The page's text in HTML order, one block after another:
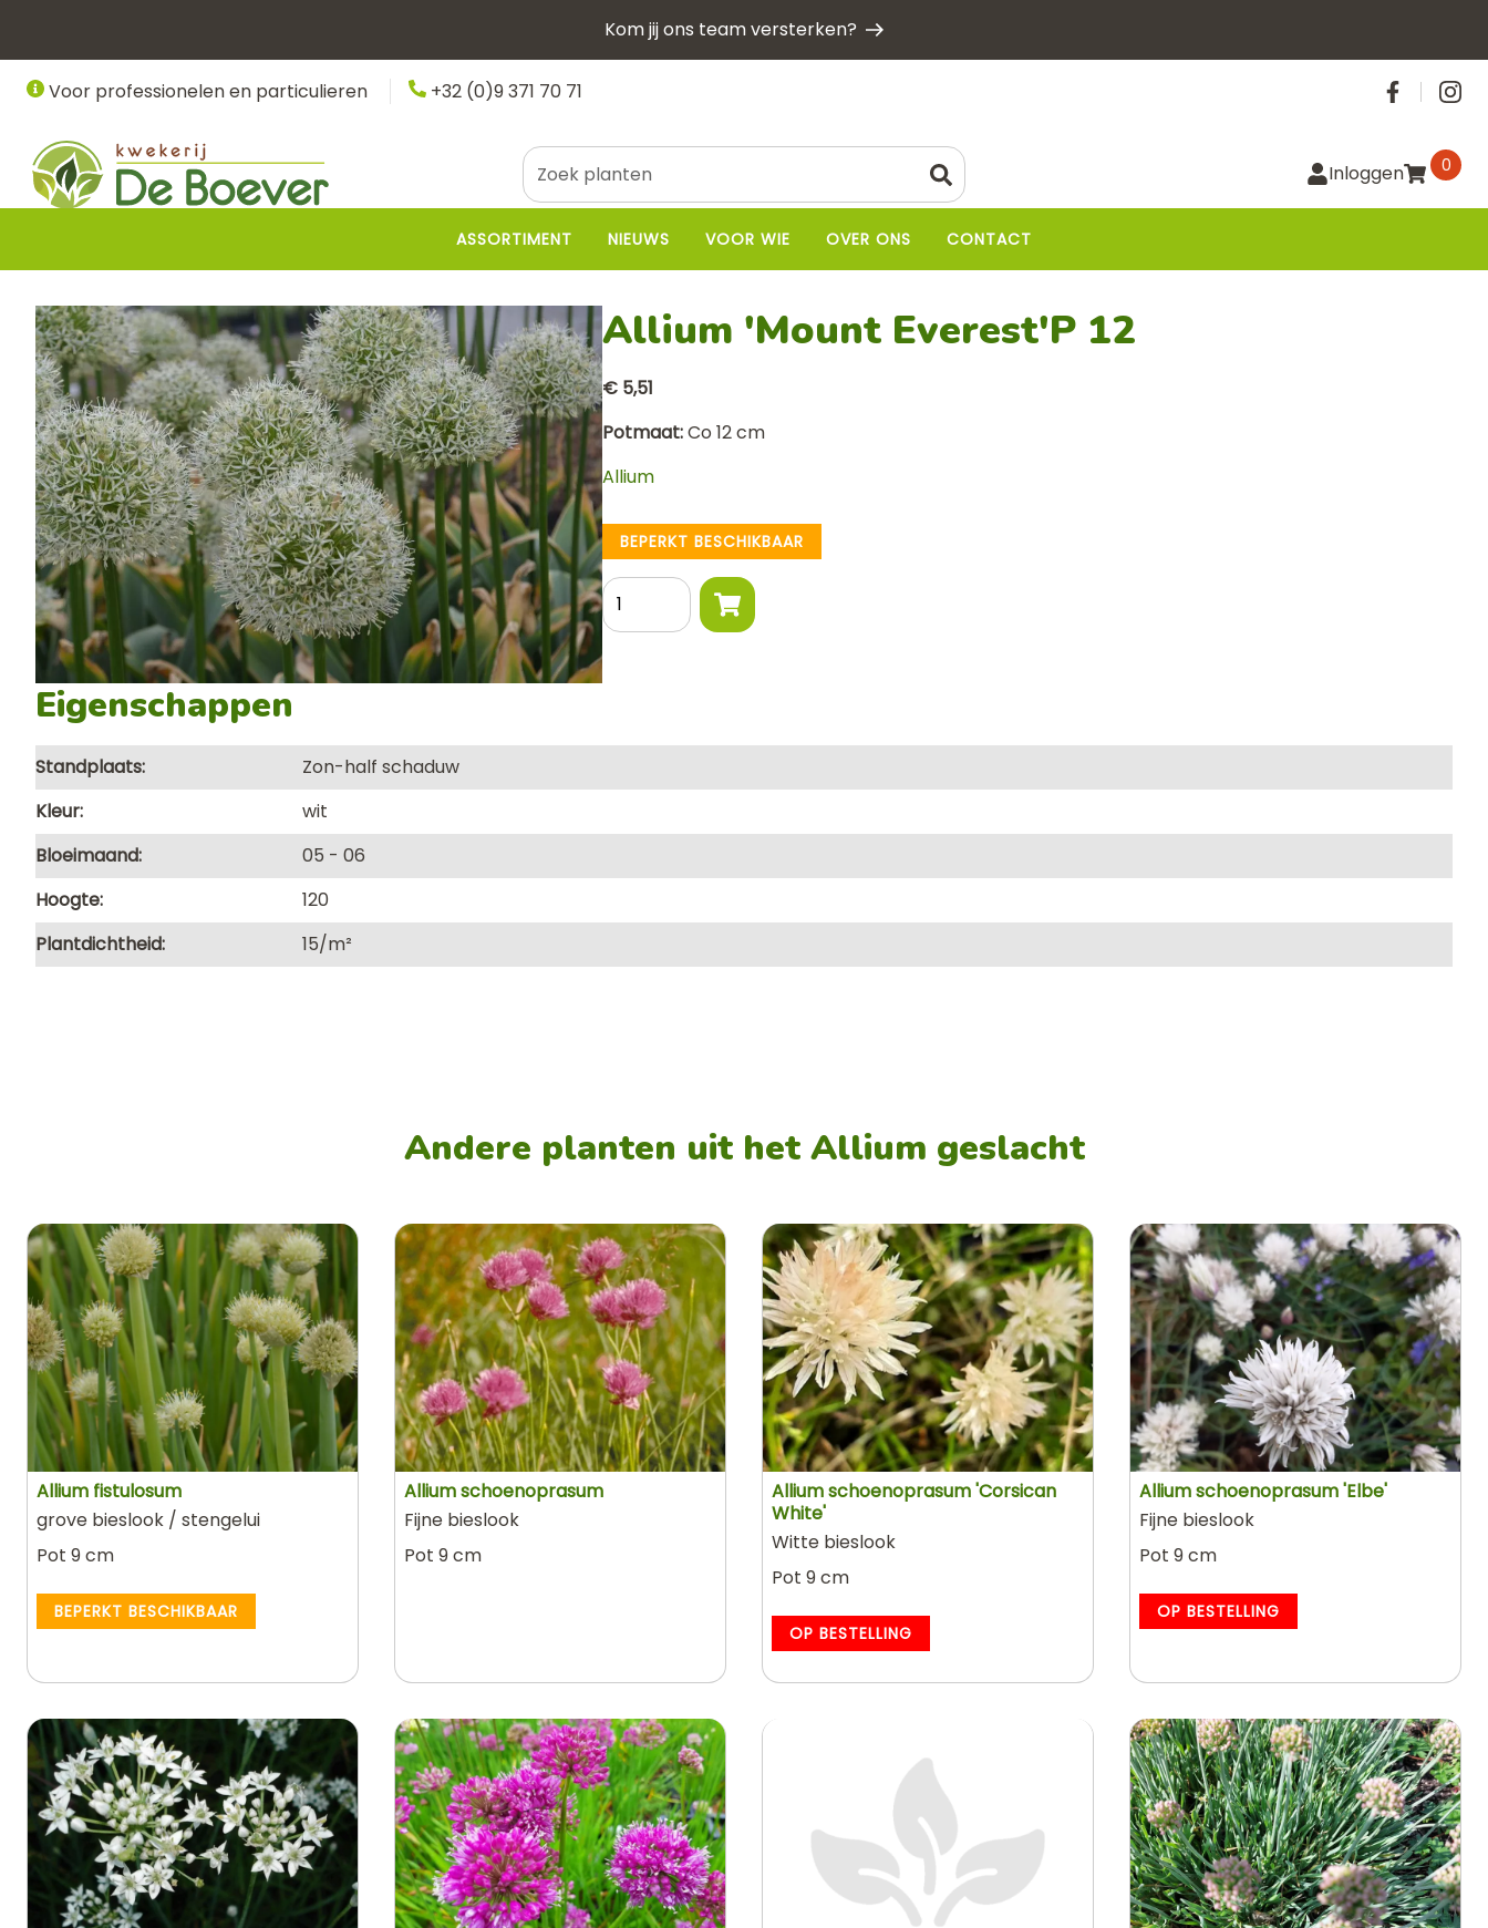
naar
gaan
Kom jij ons team versterken?
Voor professionelen en particulieren +32 (0)9 371 70 71 Social
Inloggen 0
ASSORTIMENT NIEUWS VOOR WIE OVER ONS CONTACT
Allium 'Mount Everest'P 12
€ 5,51
Potmaat Co 12 cm
Allium
BEPERKT BESCHIKBAAR
Aantal
Eigenschappen
Standplaats
Zon-half schaduw
Kleur
wit
Bloeimaand
05
06
Hoogte
120
Plantdichtheid
15/m²
Andere planten uit het Allium geslacht
Allium fistulosum
grove bieslook / stengelui
Pot 9 cm
BEPERKT BESCHIKBAAR
Allium schoenoprasum
Fijne bieslook
Pot 9 cm
Allium schoenoprasum 'Corsican
White'
Witte bieslook
Pot 9 cm
OP BESTELLING
Allium schoenoprasum 'Elbe'
Fijne bieslook
Pot 9 cm
OP BESTELLING